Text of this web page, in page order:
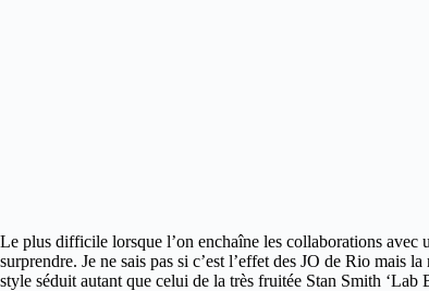
Le plus difficile lorsque l’on enchaîne les collaborations avec
surprendre. Je ne sais pas si c’est l’effet des JO de Rio mais
style séduit autant que celui de la très fruitée Stan Smith ‘Lab